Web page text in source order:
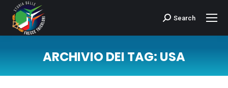
Cerca:Search
ARCHIVIO DEI TAG:USA